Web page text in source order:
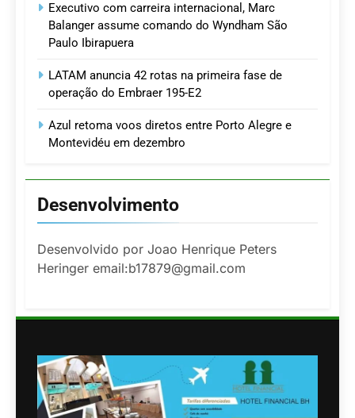
Executivo com carreira internacional, Marc
Balanger assume comando do Wyndham São
Paulo Ibirapuera
LATAM anuncia 42 rotas na primeira fase de
operação do Embraer 195-E2
Azul retoma voos diretos entre Porto Alegre e
Montevidéu em dezembro
Desenvolvimento
Desenvolvido por Joao Henrique Peters
Heringer email:b17879@gmail.com